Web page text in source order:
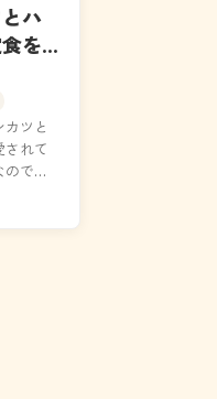
ハ
を
ツと
れて
で使
理工